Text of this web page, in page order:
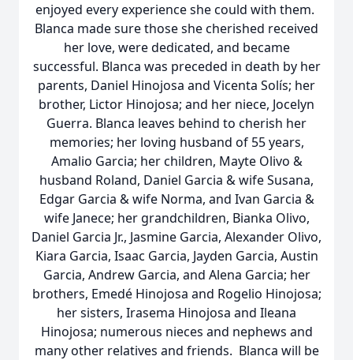
enjoyed every experience she could with them.
Blanca made sure those she cherished received
her love, were dedicated, and became
successful. Blanca was preceded in death by her
parents, Daniel Hinojosa and Vicenta Solís; her
brother, Lictor Hinojosa; and her niece, Jocelyn
Guerra. Blanca leaves behind to cherish her
memories; her loving husband of 55 years,
Amalio Garcia; her children, Mayte Olivo &
husband Roland, Daniel Garcia & wife Susana,
Edgar Garcia & wife Norma, and Ivan Garcia &
wife Janece; her grandchildren, Bianka Olivo,
Daniel Garcia Jr., Jasmine Garcia, Alexander Olivo,
Kiara Garcia, Isaac Garcia, Jayden Garcia, Austin
Garcia, Andrew Garcia, and Alena Garcia; her
brothers, Emedé Hinojosa and Rogelio Hinojosa;
her sisters, Irasema Hinojosa and Ileana
Hinojosa; numerous nieces and nephews and
many other relatives and friends. Blanca will be